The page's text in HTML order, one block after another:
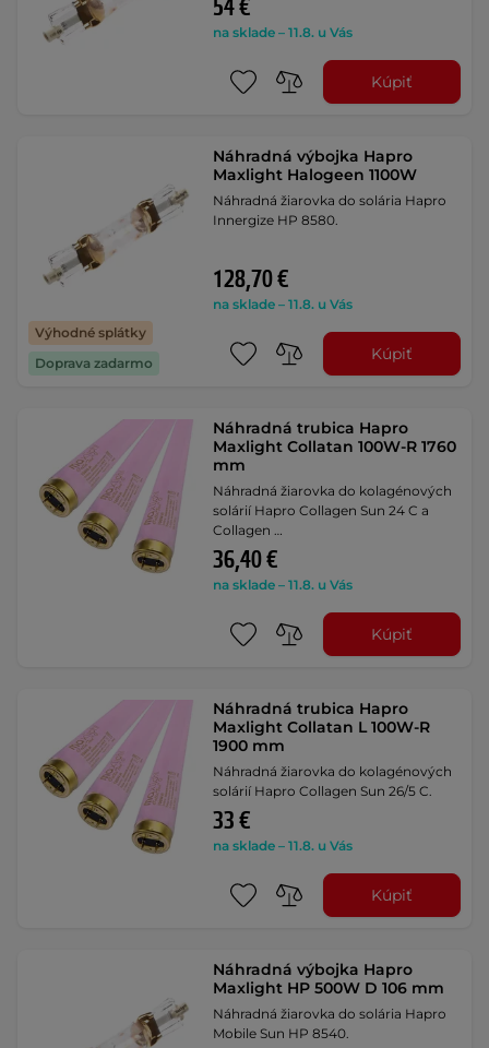
54 €
na sklade – 11.8. u Vás
Kúpiť
Výhodné splátky
Doprava zadarmo
Náhradná výbojka Hapro
Maxlight Halogeen 1100W
Náhradná žiarovka do solária Hapro
Innergize HP 8580.
128,70 €
na sklade – 11.8. u Vás
Kúpiť
Náhradná trubica Hapro
Maxlight Collatan 100W-R 1760
mm
Náhradná žiarovka do kolagénových
solárií Hapro Collagen Sun 24 C a
Collagen …
36,40 €
na sklade – 11.8. u Vás
Kúpiť
Náhradná trubica Hapro
Maxlight Collatan L 100W-R
1900 mm
Náhradná žiarovka do kolagénových
solárií Hapro Collagen Sun 26/5 C.
33 €
na sklade – 11.8. u Vás
Kúpiť
Náhradná výbojka Hapro
Maxlight HP 500W D 106 mm
Náhradná žiarovka do solária Hapro
Mobile Sun HP 8540.